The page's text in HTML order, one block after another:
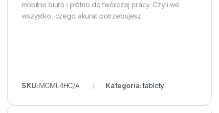
mobilne biuro i płótno do twórczej pracy. Czyli we
wszystko, czego akurat potrzebujesz.
SKU:MCML4HC/A Kategoria:tablety